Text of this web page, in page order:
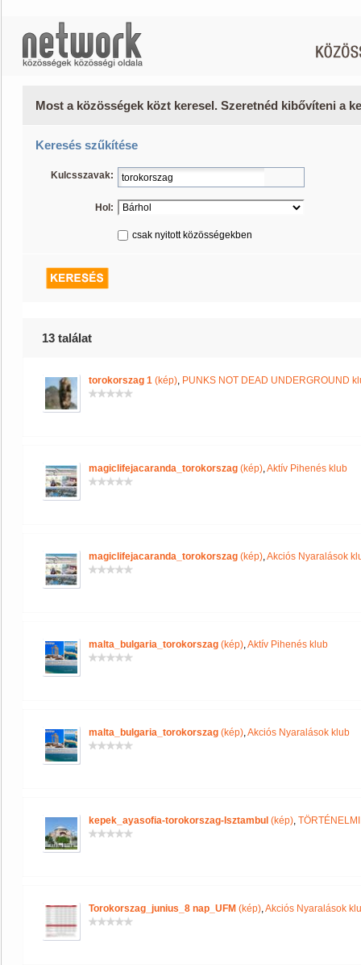
Most a közösségek közt keresel. Szeretnéd kibővíteni a
Keresés szűkítése
Kulcsszavak:
Hol:
csak nyitott közösségekben
13 találat
torokorszag 1 (kép), PUNKS NOT DEAD UNDERGROUND
magiclifejacaranda_torokorszag (kép),Aktív Pihenés klub
magiclifejacaranda_torokorszag (kép),Akciós Nyaralások
malta_bulgaria_torokorszag (kép),Aktív Pihenés klub
malta_bulgaria_torokorszag (kép),Akciós Nyaralások klub
kepek_ayasofia-torokorszag-Isztambul (kép),
Torokorszag_junius_8 nap_UFM (kép),Akciós Nyaralások